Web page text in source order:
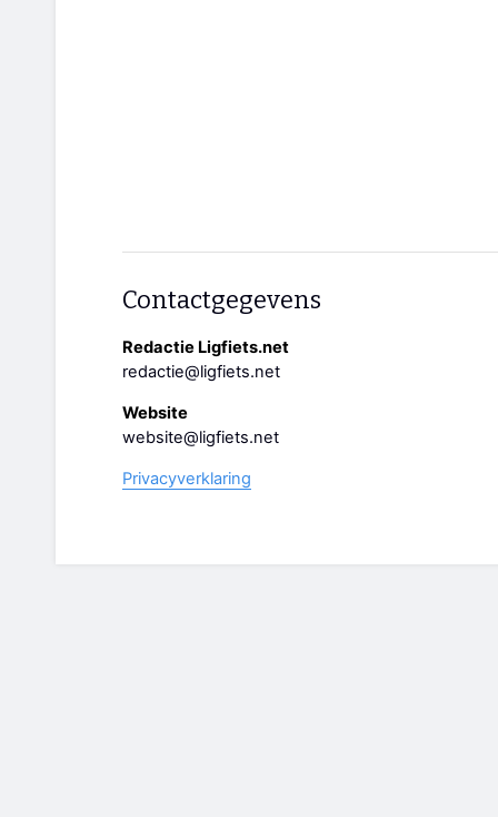
Contactgegevens
Redactie Ligfiets.net
redactie@ligfiets.net
Website
website@ligfiets.net
Privacyverklaring